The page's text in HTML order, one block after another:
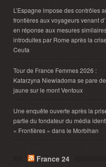
L’Espagne impose des contrôles
frontières aux voyageurs venant
en réponse aux mesures
introduites par Rome après la
Ceuta
Tour de France Femmes 2026 :
Katarzyna Niewiadoma se pare de
jaune sur le mont Ventoux
Une enquête ouverte après la
partie du fondateur du média
« Frontières » dans le Morbihan
France 24